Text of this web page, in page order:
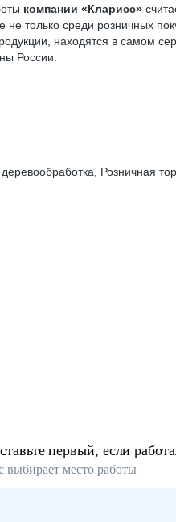
компании «Кларисс»
не только среди розничных
находятся в самом
России.
Розничная
первый, если
выбирает место работы